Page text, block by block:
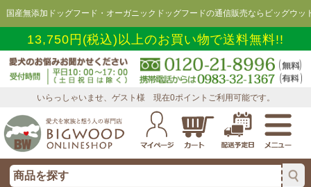
国産無添加ドッグフード・オーガニックドッグフードの通信販売ならビッグウッ
13,750円(税込)以上のお買い物で送料無料!!
いらっしゃいませ、ゲスト様 現在0ポイントご利用可能です。